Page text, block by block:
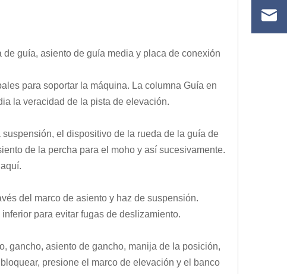
guía, asiento de guía media y placa de conexión
para soportar la máquina. La columna Guía en
la veracidad de la pista de elevación.
el dispositivo de la rueda de la guía de
de la percha para el moho y así sucesivamente.
del marco de asiento y haz de suspensión.
para evitar fugas de deslizamiento.
gancho, asiento de gancho, manija de la posición,
presione el marco de elevación y el banco